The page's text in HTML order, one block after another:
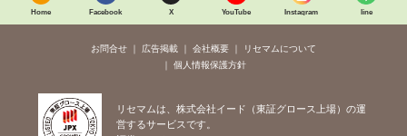
Home Facebook X YouTube Instagram line
お問合せ 広告掲載 会社概要
リセマムについて
個人情報保護方針
リセマムは、株式会社イード（東証グロース上場）の運
営するサービスです。